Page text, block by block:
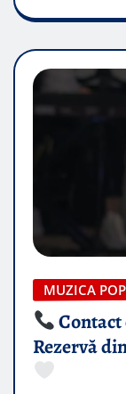
MUZICA
Contact
Rezervă